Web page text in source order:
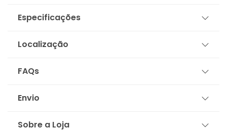
Especificações
Localização
FAQs
Envio
Sobre a Loja